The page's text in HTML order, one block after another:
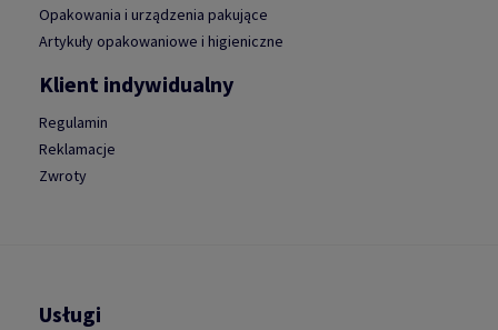
Opakowania i urządzenia pakujące
Artykuły opakowaniowe i higieniczne
Klient indywidualny
Regulamin
Reklamacje
Zwroty
Usługi